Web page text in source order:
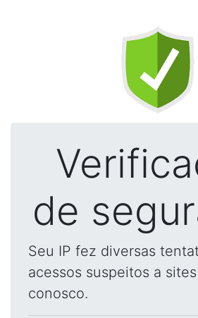
de
Seu IP fez diversas
acessos suspeitos a
conosco.